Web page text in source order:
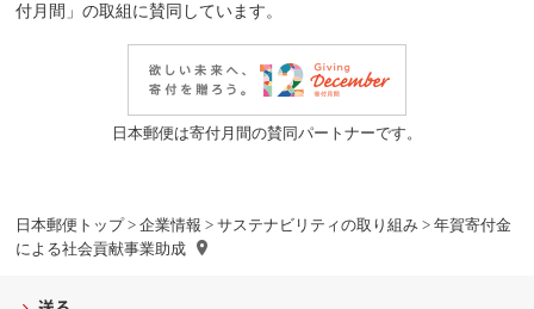
日本郵便トップ> 企業情報 > サステナビリティの取り組み> 年賀寄付金
による社会貢献事業助成
付月間」の取組に賛同しています。
日本郵便は寄付月間の賛同パートナーです。